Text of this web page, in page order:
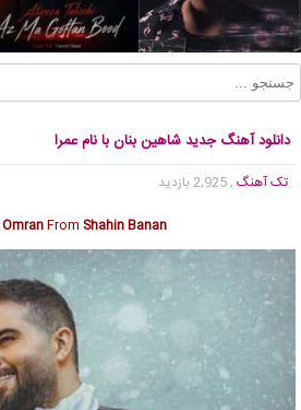
دانلود آهنگ جدید شاهین بنان با نام عمرا
تک آهنگ , 2,925 بازدید
OmranFrom Shahin Banan